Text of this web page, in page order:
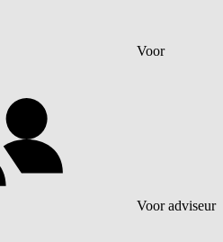
Voor
Voor adviseur